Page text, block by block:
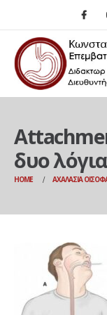
δυο λόγια
HOME ΑΧΑΛΑΣΊΑ